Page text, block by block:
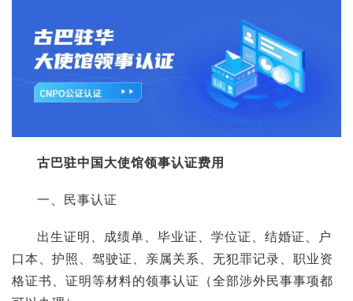
古巴驻中国大使馆领事认证费用
一、民事认证
出生证明、成绩单、毕业证、学位证、结婚证、户
口本、护照、驾驶证、亲属关系、无犯罪记录、职业资
格证书、证明等材料的领事认证（全部涉外民事事项都